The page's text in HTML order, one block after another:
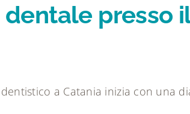
presso
a Catania inizia con una